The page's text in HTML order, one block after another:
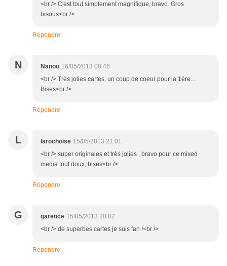
<br /> C'est tout simplement magnifique, bravo. Gros
bisous<br />
Répondre
N Nanou 16/05/2013 08:46
<br /> Très jolies cartes, un coup de coeur pour la 1ère...
Bises<br />
Répondre
L larochoise 15/05/2013 21:01
<br /> super originales et très jolies , bravo pour ce mixed
media tout doux, bises<br />
Répondre
G garence 15/05/2013 20:02
<br /> de superbes cartes je suis fan !<br />
Répondre